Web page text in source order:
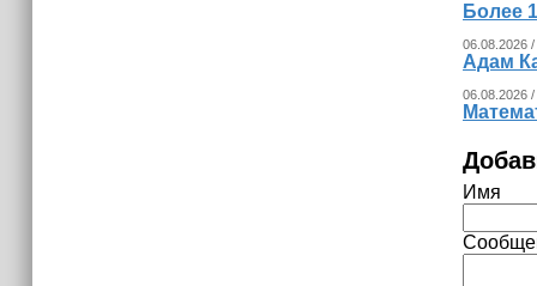
Более
06.08.2026
Адам
06.08.2026
Имя